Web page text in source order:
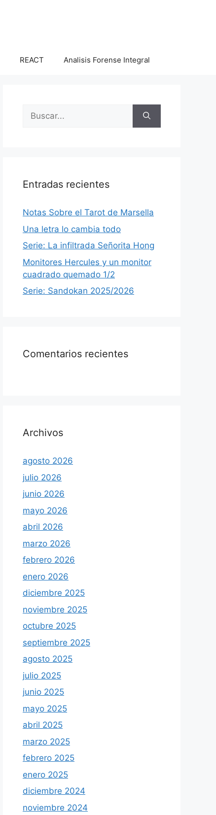
REACT Analisis Forense Integral
Buscar:
Entradas recientes
Notas Sobre el Tarot de Marsella
Una letra lo cambia todo
Serie: La infiltrada Señorita Hong
Monitores Hercules y un monitor
cuadrado quemado 1/2
Serie: Sandokan 2025/2026
Comentarios recientes
Archivos
agosto 2026
julio 2026
junio 2026
mayo 2026
abril 2026
marzo 2026
febrero 2026
enero 2026
diciembre 2025
noviembre 2025
octubre 2025
septiembre 2025
agosto 2025
julio 2025
junio 2025
mayo 2025
abril 2025
marzo 2025
febrero 2025
enero 2025
diciembre 2024
noviembre 2024